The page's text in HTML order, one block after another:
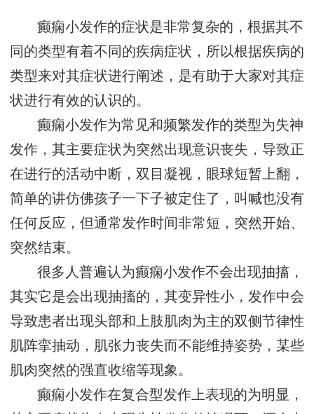
癫痫小发作的症状是非常复杂的，根据其不
同的类型有着不同的疾病症状，所以根据疾病的
类型来对其症状进行阐述，是有助于大家对其症
状进行有效的认识的。
癫痫小发作为常见和频繁发作的类型为失神
发作，其主要症状为突然出现意识丧失，导致正
在进行的活动中断，双目凝视，眼球短暂上翻，
简单的讲仿佛孩子一下子被定住了，叫喊也没有
任何反应，但通常发作时间非常短，突然开始、
突然结束。
很多人普遍认为癫痫小发作不会出现抽搐，
其实它是会出现抽搐的，其变异性小，发作中会
导致患者出现头部和上肢肌肉为主的双侧节律性
肌阵挛抽动，肌张力丧失而不能维持姿势，某些
肌肉突然的强直收缩等现象。
癫痫小发作在复合型发作上表现的为明显，